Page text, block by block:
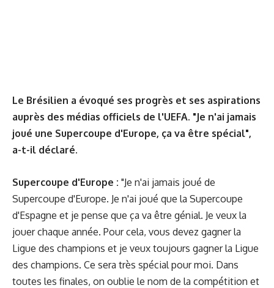
Le Brésilien a évoqué ses progrès et ses aspirations
auprès des médias officiels de l'UEFA. "Je n'ai jamais
joué une Supercoupe d'Europe, ça va être spécial",
a-t-il déclaré.
Supercoupe d'Europe : "Je n'ai jamais joué de
Supercoupe d'Europe. Je n'ai joué que la Supercoupe
d'Espagne et je pense que ça va être génial. Je veux la
jouer chaque année. Pour cela, vous devez gagner la
Ligue des champions et je veux toujours gagner la Ligue
des champions. Ce sera très spécial pour moi. Dans
toutes les finales, on oublie le nom de la compétition et